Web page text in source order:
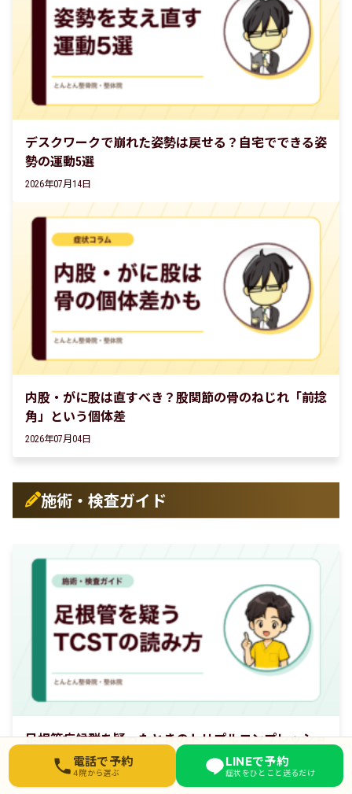
デスクワークで崩れた姿勢は戻せる？自宅でできる姿
勢の運動5選
2026年07月14日
内股・がに股は直すべき？股関節の骨のねじれ「前捻
角」という個体差
2026年07月04日
施術・検査ガイド
足根管症候群を疑ったときのトリプルコンプレッショ
ンストレステスト（TCST）。手順と検査精度の読み
2026年07月27日
お近くの院を選んでください
東武練馬院 03-6912-3076
電話で予約
4院から選ぶ
LINEで予約
症状をひとこと送るだけ